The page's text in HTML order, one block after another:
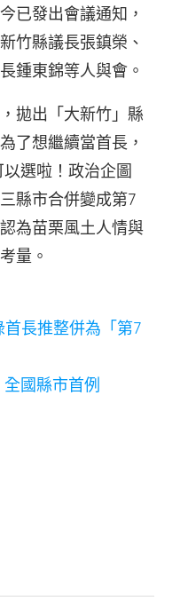
已發出會議通知，
竹縣議長張鎮榮、
鍾東錦等人與會。
拋出「大新竹」縣
了想繼續當首長，
以選啦！政治企圖
縣市合併變成第7
為苗栗風土人情與
量。
長推整併為「第7
國縣市首例